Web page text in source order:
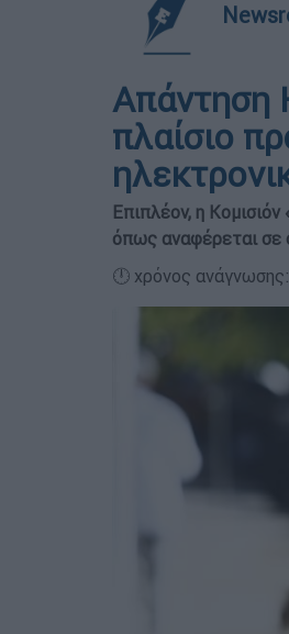
Απάντηση
πλαίσιο
Επιπλέον, η
όπως αναφέρεται σε
🕛 χρόνος